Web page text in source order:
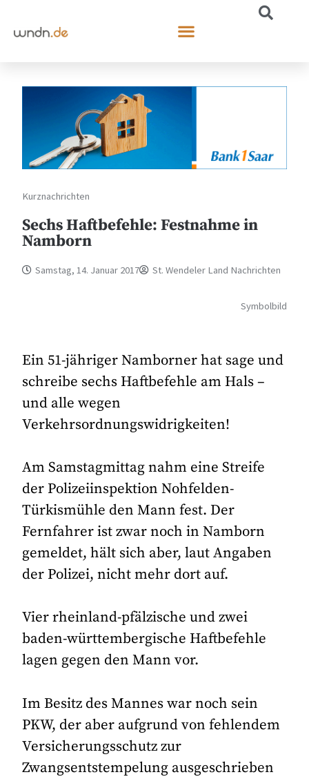
Kurznachrichten
Sechs Haftbefehle: Festnahme in
Namborn
Samstag, 14. Januar 2017 St. Wendeler Land Nachrichten
Symbolbild
Ein 51-jähriger Namborner hat sage und
schreibe sechs Haftbefehle am Hals –
und alle wegen
Verkehrsordnungswidrigkeiten!
Am Samstagmittag nahm eine Streife
der Polizeiinspektion Nohfelden-
Türkismühle den Mann fest. Der
Fernfahrer ist zwar noch in Namborn
gemeldet, hält sich aber, laut Angaben
der Polizei, nicht mehr dort auf.
Vier rheinland-pfälzische und zwei
baden-württembergische Haftbefehle
lagen gegen den Mann vor.
Im Besitz des Mannes war noch sein
PKW, der aber aufgrund von fehlendem
Versicherungsschutz zur
Zwangsentstempelung ausgeschrieben